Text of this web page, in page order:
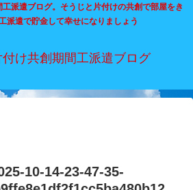
派遣ブログ。そうじと片付けの共創で部屋をき
派遣で貯金して幸せになりましょう
け共創期間工派遣ブログ
10-14-23-47-35-